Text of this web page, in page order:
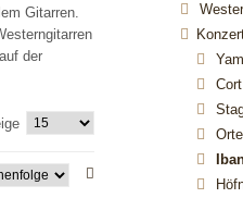
Gitarren.
der
Cort